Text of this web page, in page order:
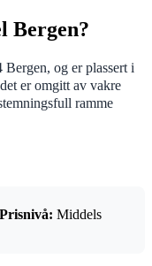
Bergen?
Bergen, og er plassert i
er omgitt av vakre
ramme
Middels